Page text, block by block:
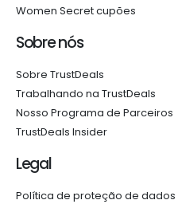
Women Secret cupões
Sobre nós
Sobre TrustDeals
Trabalhando na TrustDeals
Nosso Programa de Parceiros
TrustDeals Insider
Legal
Política de proteção de dados